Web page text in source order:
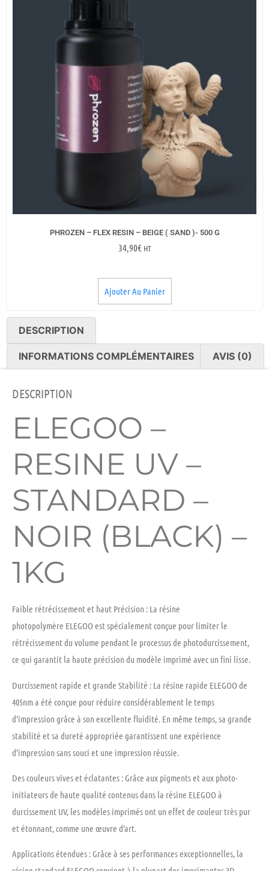
PHROZEN – FLEX RESIN – BEIGE ( SAND )- 500 G
34,90€ HT
Ajouter Au Panier
DESCRIPTION
INFORMATIONS COMPLÉMENTAIRES AVIS (0)
DESCRIPTION
ELEGOO –
RESINE UV –
STANDARD –
NOIR (BLACK) –
1KG
Faible rétrécissement et haut Précision : La résine
photopolymère ELEGOO est spécialement conçue pour limiter le
rétrécissement du volume pendant le processus de photodurcissement,
ce qui garantit la haute précision du modèle imprimé avec un fini lisse.
Durcissement rapide et grande Stabilité : La résine rapide ELEGOO de
405nm a été conçue pour réduire considérablement le temps
d’impression grâce à son excellente fluidité. En même temps, sa grande
stabilité et sa dureté appropriée garantissent une expérience
d’impression sans souci et une impression réussie.
Des couleurs vives et éclatantes : Grâce aux pigments et aux photo-
initiateurs de haute qualité contenus dans la résine ELEGOO à
durcissement UV, les modèles imprimés ont un effet de couleur très pur
et étonnant, comme une œuvre d’art.
Applications étendues : Grâce à ses performances exceptionnelles, la